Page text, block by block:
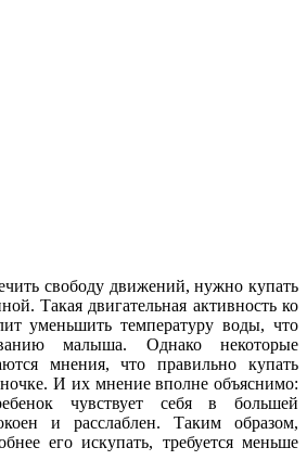
свободу движений, нужно купать
Такая двигательная активность ко
уменьшить температуру воды, что
малыша. Однако некоторые
мнения, что правильно купать
И их мнение вполне объяснимо:
чувствует себя в большей
и расслаблен. Таким образом,
его искупать, требуется меньше